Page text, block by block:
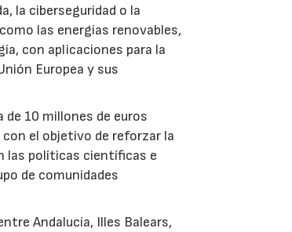
la ciberseguridad o la
las energías renovables,
con aplicaciones para la
Europea y sus
10 millones de euros
el objetivo de reforzar la
las políticas científicas e
de comunidades
Andalucía, Illes Balears,